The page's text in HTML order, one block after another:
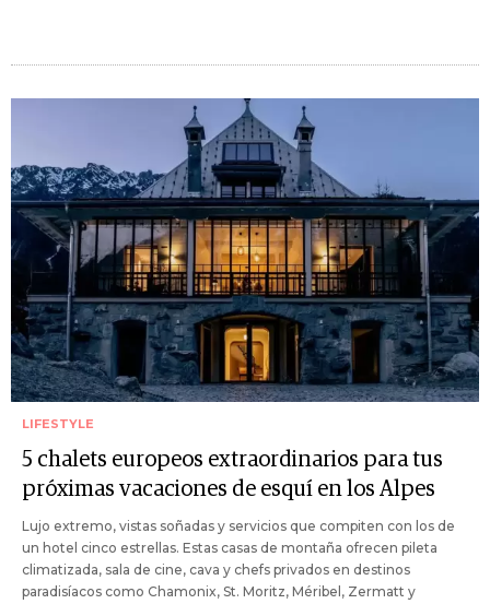
LIFESTYLE
5 chalets europeos extraordinarios para tus
próximas vacaciones de esquí en los Alpes
Lujo extremo, vistas soñadas y servicios que compiten con los de
un hotel cinco estrellas. Estas casas de montaña ofrecen pileta
climatizada, sala de cine, cava y chefs privados en destinos
paradisíacos como Chamonix, St. Moritz, Méribel, Zermatt y